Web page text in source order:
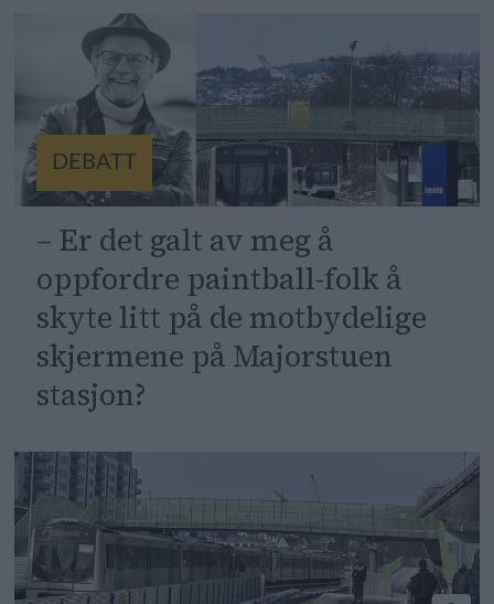
DEBATT
– Er det galt av meg å
oppfordre paintball-folk å
skyte litt på de motbydelige
skjermene på Majorstuen
stasjon?